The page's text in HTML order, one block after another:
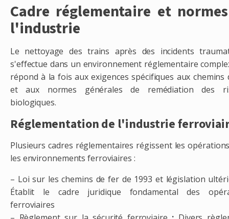
Cadre réglementaire et
l'industrie
Le nettoyage des trains après des incidents
s'effectue dans un environnement réglementaire
répond à la fois aux exigences spécifiques aux chemins
et aux normes générales de remédiation des
biologiques.
Réglementation de l'industrie
Plusieurs cadres réglementaires régissent les
les environnements ferroviaires :
– Loi sur les chemins de fer de 1993 et ​​​​législation
Établit le cadre juridique fondamental des
ferroviaires